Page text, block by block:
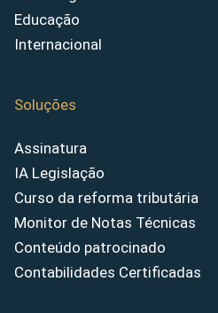
Educação
Internacional
Soluções
Assinatura
IA Legislação
Curso da reforma tributária
Monitor de Notas Técnicas
Conteúdo patrocinado
Contabilidades Certificadas